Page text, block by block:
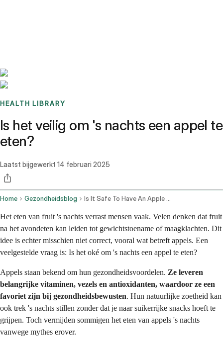
HEALTH LIBRARY
Is het veilig om 's nachts een appel te
eten?
Laatst bijgewerkt 14 februari 2025
Home Gezondheidsblog Is It Safe To Have An Apple At Night
Het eten van fruit 's nachts verrast mensen vaak. Velen denken dat fruit
na het avondeten kan leiden tot gewichtstoename of maagklachten. Dit
idee is echter misschien niet correct, vooral wat betreft appels. Een
veelgestelde vraag is: Is het oké om 's nachts een appel te eten?
Appels staan bekend om hun gezondheidsvoordelen. Ze leveren
belangrijke vitaminen, vezels en antioxidanten, waardoor ze een
favoriet zijn bij gezondheidsbewusten. Hun natuurlijke zoetheid kan
ook trek 's nachts stillen zonder dat je naar suikerrijke snacks hoeft te
grijpen. Toch vermijden sommigen het eten van appels 's nachts
vanwege mythes erover.